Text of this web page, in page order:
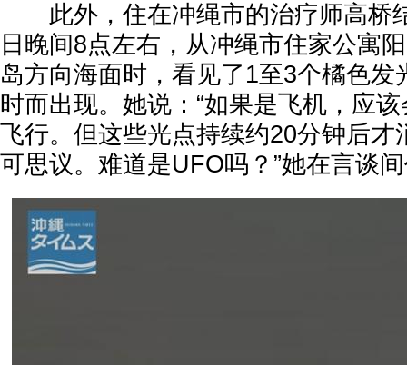
此外，住在冲绳市的治疗师高桥
日晚间8点左右，从冲绳市住家公寓
岛方向海面时，看见了1至3个橘色发
时而出现。她说：“如果是飞机，应
飞行。但这些光点持续约20分钟后才
可思议。难道是UFO吗？”她在言谈